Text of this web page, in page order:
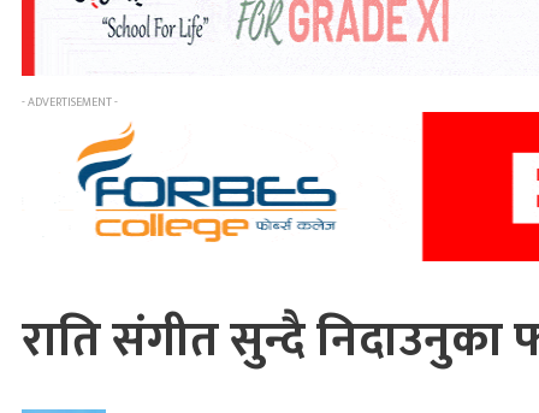
- ADVERTISEMENT -
राति संगीत सुन्दै निदाउनुका